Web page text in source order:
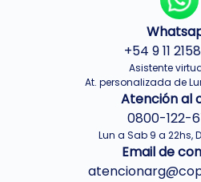
+54 9 11
Asistente
At. personalizada de
Atención al
0800-122-
Lun a Sab 9 a 22hs,
Email de